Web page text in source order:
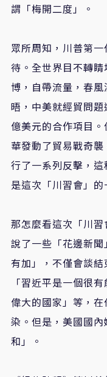
謂「梅開二度」。
眾所周知，川普第
待。全世界目不轉
博，自帶流量，春
晤，中美就經貿問
億美元的合作項目
華發動了貿易戰奇
行了一系列反擊，
是這次「川習會」的
那怎麼看這次「川習
說了一些「花邊新
有加」，不僅會談
「習近平是一個很
偉大的國家」等，
染。但是，美國國
和」。